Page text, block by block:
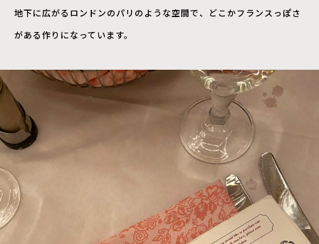
地下に広がるロンドンのパリのような空間で、どこかフランスっぽさ
がある作りになっています。